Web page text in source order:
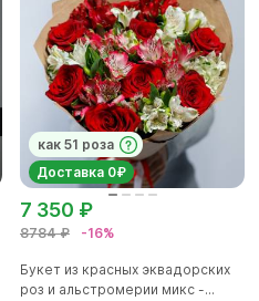
как 51 роза
Доставка 0₽
8784 ₽ -16%
7 350 ₽
Букет из красных эквадорских
роз и альстромерии микс -...